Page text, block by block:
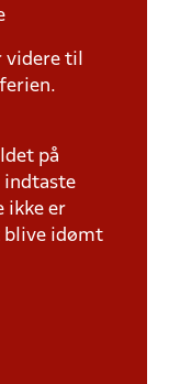
videre til
på
indtaste
ikke er
idømt